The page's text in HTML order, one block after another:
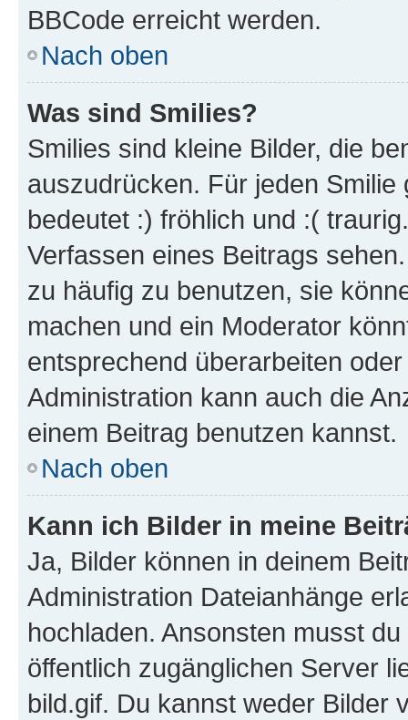
BBCode erreicht werden.
Nach oben
Was sind Smilies?
Smilies sind kleine Bilder, die
auszudrücken. Für jeden
bedeutet :) fröhlich und :(
Verfassen eines Beitrags
zu häufig zu benutzen, sie
machen und ein Moderator
entsprechend überarbeiten
Administration kann auch die
einem Beitrag benutzen kannst.
Nach oben
Kann ich Bilder in meine
Ja, Bilder können in deinem
Administration Dateianhänge
hochladen. Ansonsten musst
öffentlich zugänglichen Server
bild.gif. Du kannst weder Bilder